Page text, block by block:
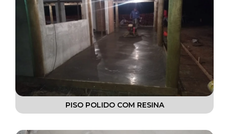
PISO POLIDO COM RESINA